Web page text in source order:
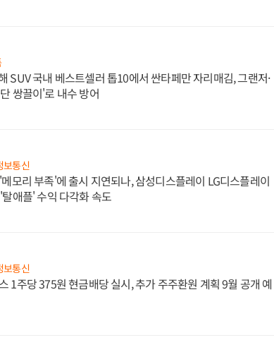
SUV 국내 베스트셀러 톱10에서 싼타페만 자리매김, 그랜저·
쌍끌이'로 내수 방어
보통신
모리 부족'에 출시 지연되나, 삼성디스플레이 LG디스플레이
애플' 수익 다각화 속도
보통신
1주당 375원 현금배당 실시, 추가 주주환원 계획 9월 공개 예